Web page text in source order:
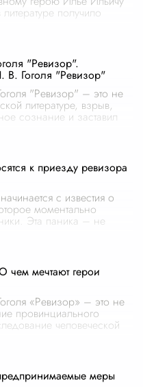
получило
"Ревизор".
В. Гоголя "Ревизор"
"Ревизор" – это не
литературе, взрыв,
сознание и заставил
к приезду ревизора
с известия о
моментально
Эта паника – не
чем мечтают герои
«Ревизор» – это не
провинциального
человеческой
меры